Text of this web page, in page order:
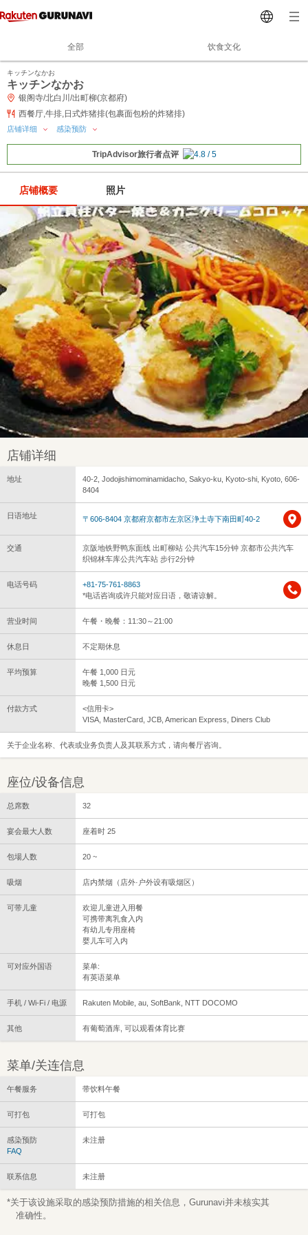
全部 饮食文化
キッチンなかお
キッチンなかお
银阁寺/北白川/出町柳(京都府)
西餐厅,牛排,日式炸猪排(包裹面包粉的炸猪排)
店铺详细 感染预防
TripAdvisor旅行者点评
店铺概要 照片
店铺详细
地址
40-2, Jodojishimominamidacho, Sakyo-ku, Kyoto-shi, Kyoto, 606-
8404
日语地址 〒606-8404 京都府京都市左京区浄土寺下南田町40-2
交通
京阪地铁野鸭东面线 出町柳站 公共汽车15分钟 京都市公共汽车
织锦林车库公共汽车站 步行2分钟
电话号码
+81-75-761-8863
*电话咨询或许只能对应日语，敬请谅解。
营业时间 午餐・晚餐：11:30～21:00
休息日 不定期休息
平均预算
午餐 1,000 日元
晚餐 1,500 日元
付款方式
<信用卡>
VISA, MasterCard, JCB, American Express, Diners Club
关于企业名称、代表或业务负责人及其联系方式，请向餐厅咨询。
座位/设备信息
总席数 32
宴会最大人数 座着时 25
包場人数 20 ~
吸烟 店内禁烟（店外·户外设有吸烟区）
可带儿童
欢迎儿童进入用餐
可携带离乳食入内
有幼儿专用座椅
婴儿车可入内
可对应外国语
菜单:
有英语菜单
手机 / Wi-Fi / 电源 Rakuten Mobile, au, SoftBank, NTT DOCOMO
其他 有葡萄酒库, 可以观看体育比赛
菜单/关连信息
午餐服务 带饮料午餐
可打包 可打包
感染预防
FAQ
未注册
联系信息 未注册
*关于该设施采取的感染预防措施的相关信息，Gurunavi并未核实其
准确性。